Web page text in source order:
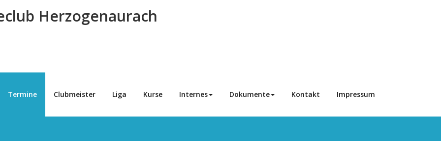
Herzogenaurach
Termine Clubmeister Liga Kurse Internes Dokumente Kontakt Impressum